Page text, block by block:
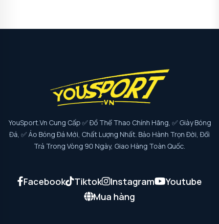
YouSport.vn Cung Cấp ✅ Đồ Thể Thao Chính Hãng, ✅ Giày Bóng
Đá, ✅ Áo Bóng Đá Mới, Chất Lượng Nhất. Bảo Hành Trọn Đời, Đổi
Trả Trong Vòng 90 Ngày, Giao Hàng Toàn Quốc.
Facebook Tiktok Instagram
Youtube
Mua hàng